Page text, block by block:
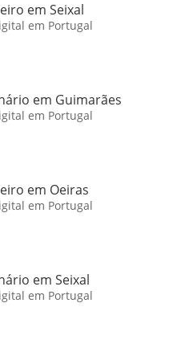
em Seixal
em Portugal
em Guimarães
em Portugal
em Oeiras
em Portugal
em Seixal
em Portugal